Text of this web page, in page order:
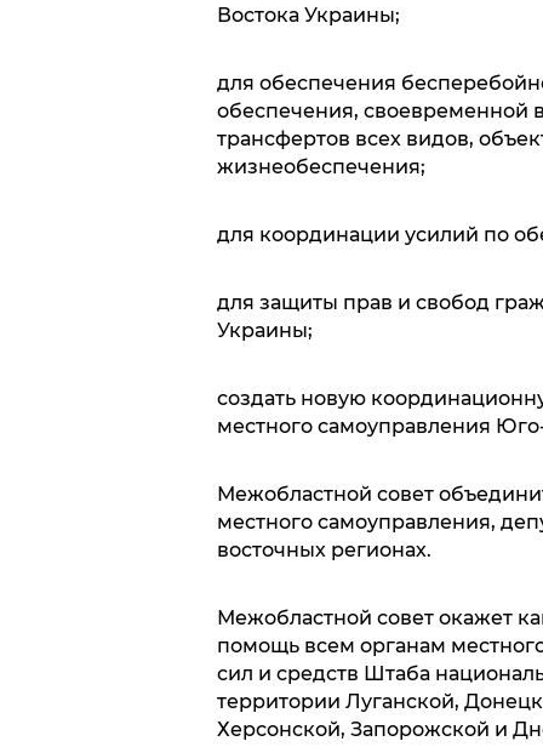
Востока Украины;
для обеспечения
обеспечения, своевременной
трансфертов всех видов,
жизнеобеспечения;
для координации усилий по
для защиты прав и свобод
Украины;
создать новую
местного самоуправления
Межобластной совет
местного самоуправления,
восточных регионах.
Межобластной совет окажет
помощь всем органам
сил и средств Штаба
территории Луганской,
Херсонской, Запорожской и